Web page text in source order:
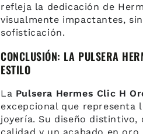
refleja la dedicación de
visualmente impactantes,
sofisticación.
CONCLUSIÓN: LA PULSERA
ESTILO
La Pulsera Hermes Clic H
excepcional que representa
joyería. Su diseño